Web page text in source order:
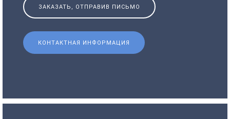
ЗАКАЗАТЬ, ОТПРАВИВ ПИСЬМО
КОНТАКТНАЯ ИНФОРМАЦИЯ